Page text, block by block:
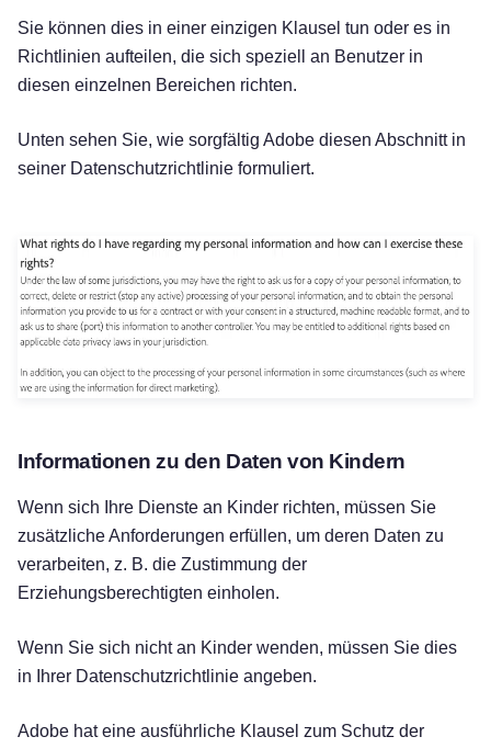
Sie können dies in einer einzigen Klausel tun oder es in
Richtlinien aufteilen, die sich speziell an Benutzer in
diesen einzelnen Bereichen richten.
Unten sehen Sie, wie sorgfältig Adobe diesen Abschnitt in
seiner Datenschutzrichtlinie formuliert.
Informationen zu den Daten von Kindern
Wenn sich Ihre Dienste an Kinder richten, müssen Sie
zusätzliche Anforderungen erfüllen, um deren Daten zu
verarbeiten, z. B. die Zustimmung der
Erziehungsberechtigten einholen.
Wenn Sie sich nicht an Kinder wenden, müssen Sie dies
in Ihrer Datenschutzrichtlinie angeben.
Adobe hat eine ausführliche Klausel zum Schutz der